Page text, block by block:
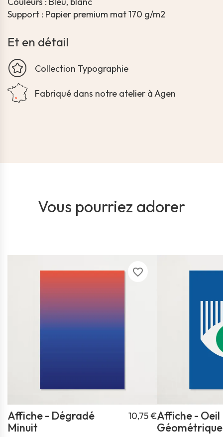
Support : Papier premium mat 170 g/m2
Et en détail
Collection Typographie
Fabriqué dans notre atelier à Agen
Vous pourriez adorer
favorite_border
Affiche - Dégradé
Minuit
10,75 €Affiche - Oeil
Géométrique